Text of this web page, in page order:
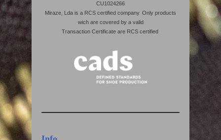
CU1024266
Miraze, Lda is a RCS certified company. Only products
wich are covered by a valid
Transaction Certificate are RCS certified.